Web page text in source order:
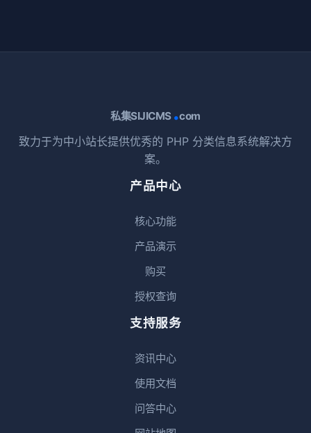
私集SIJICMS .com
致力于为中小站长提供优秀的 PHP 分类信息系统解决方
案。
产品中心
核心功能
产品演示
购买
授权查询
支持服务
资讯中心
使用文档
问答中心